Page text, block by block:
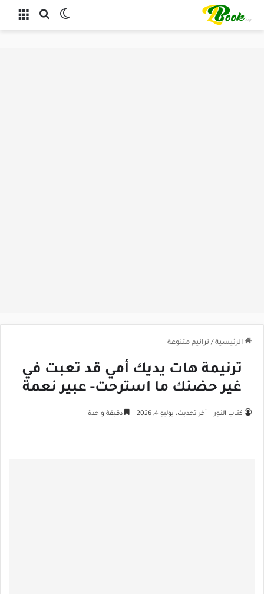
القائمة بحث عن
الرئيسية / ترانيم متنوعة
ترنيمة هات يديك أمي قد تعبت في
غير حضنك ما استرحت- عبير نعمة
كتـاب النـور آخر تحديث: يوليو 4, 2026 دقيقة واحدة